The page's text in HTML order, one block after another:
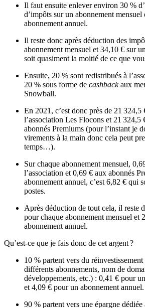
Il faut ensuite enlever environ 30 %
d’impôts sur un abonnement mensuel
abonnement annuel.
Il reste donc après déduction des
abonnement mensuel et 34,10 € sur
soit quasiment la moitié de ce que
Ensuite, 20 % sont redistribués à
20 % sous forme de cashbackaux
Snowball.
En 2021, c’est donc près de 21
l’association Les Flocons et 21 324,5
abonnés Premiums (pour l’instant je
virements à la main donc cela peut
temps…).
Sur chaque abonnement mensuel,
l’association et 0,69 € aux abonnés
abonnement annuel, c’est 6,82 € qui
postes.
Après déduction de tout cela, il reste
pour chaque abonnement mensuel et
abonnement annuel.
Qu’est-ce que je fais donc de cet argent ?
10 % partent vers du
différents abonnements, nom de
développements, etc.) : 0,41 € pour
et 4,09 € pour un abonnement annuel.
90 % partent vers une épargne